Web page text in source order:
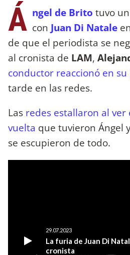
Á ngel de Brito tuvo
con Juan Di Natale
de que el periodista se
al cronista de LAM,
conductor reaccionó en
tarde en las redes.
Las redes estallaron al
vuelta que tuvieron Ángel
se escupieron de todo.